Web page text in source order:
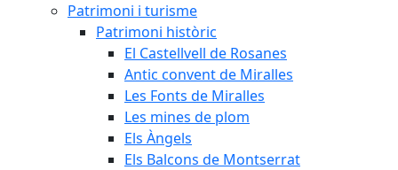
Patrimoni i turisme
Patrimoni històric
El Castellvell de Rosanes
Antic convent de Miralles
Les Fonts de Miralles
Les mines de plom
Els Àngels
Els Balcons de Montserrat